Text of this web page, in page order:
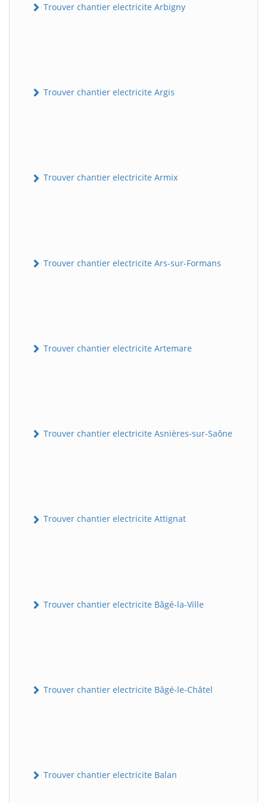
Trouver chantier electricite Arbigny
Trouver chantier electricite Argis
Trouver chantier electricite Armix
Trouver chantier electricite Ars-sur-Formans
Trouver chantier electricite Artemare
Trouver chantier electricite Asnières-sur-Saône
Trouver chantier electricite Attignat
Trouver chantier electricite Bâgé-la-Ville
Trouver chantier electricite Bâgé-le-Châtel
Trouver chantier electricite Balan